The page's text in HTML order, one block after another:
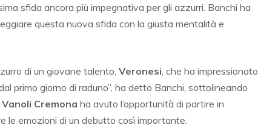
sfida ancora più impegnativa per gli azzurri. Banchi ha
questa nuova sfida con la giusta mentalità e
di un giovane talento, Veronesi , che ha impressionato
primo giorno di raduno”, ha detto Banchi, sottolineando
Vanoli Cremona ha avuto l’opportunità di partire in
le emozioni di un debutto così importante.